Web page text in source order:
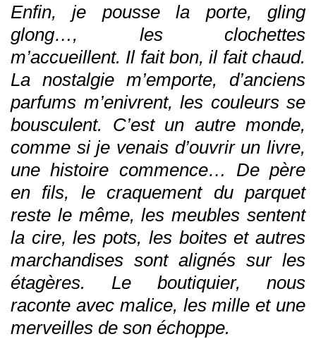
Enfin, je pousse la porte, gling
glong…, les clochettes
m’accueillent. Il fait bon, il fait chaud.
La nostalgie m’emporte, d’anciens
parfums m’enivrent, les couleurs se
bousculent. C’est un autre monde,
comme si je venais d’ouvrir un livre,
une histoire commence… De père
en fils, le craquement du parquet
reste le même, les meubles sentent
la cire, les pots, les boites et autres
marchandises sont alignés sur les
étagères. Le boutiquier, nous
raconte avec malice, les mille et une
merveilles de son échoppe.